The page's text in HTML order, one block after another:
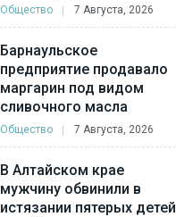
Общество 7 Августа, 2026
Барнаульское
предприятие продавало
маргарин под видом
сливочного масла
Общество 7 Августа, 2026
В Алтайском крае
мужчину обвинили в
истязании пятерых детей